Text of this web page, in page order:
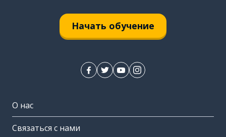
Начать обучение
О нас
Связаться с нами